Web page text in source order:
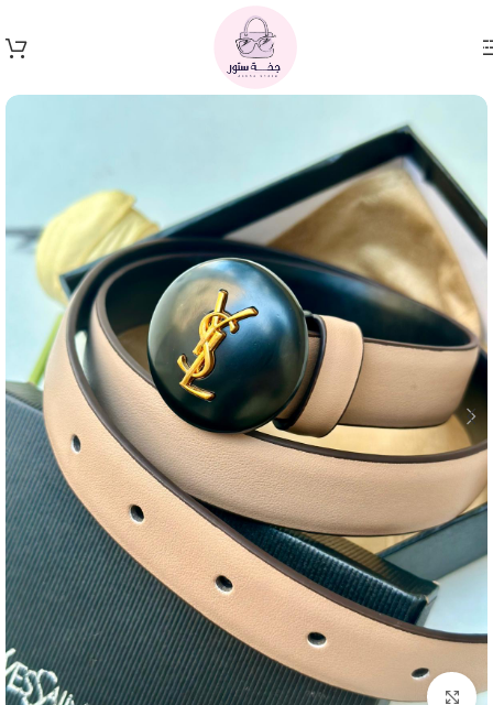
Skip to main content
Click to enlarge